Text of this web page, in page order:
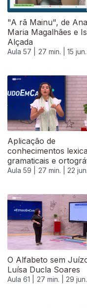
"A rã Mainu", de Ana
Maria Magalhães e
Alçada
Aula 57 | 27 min. | 15
Aplicação de
conhecimentos
gramaticais e
Aula 59 | 27 min. | 22
553272
O Alfabeto sem
Luísa Ducla Soares
Aula 61 | 27 min. | 29
554214